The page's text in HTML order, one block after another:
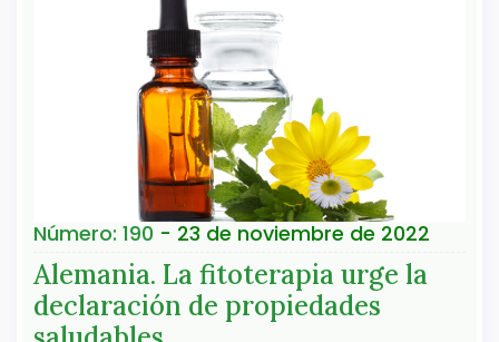
Número: 190 - 23 de noviembre de 2022
Alemania. La fitoterapia urge la
declaración de propiedades